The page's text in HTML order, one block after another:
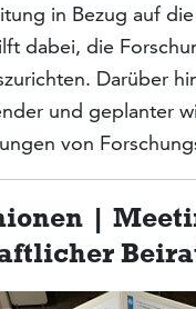
in Bezug auf
dabei, die
Darüber
und geplanter
von
|